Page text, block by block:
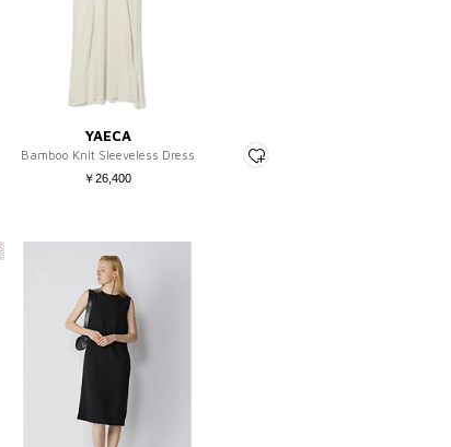
YAECA
Bamboo Knit Sleeveless Dress
￥26,400